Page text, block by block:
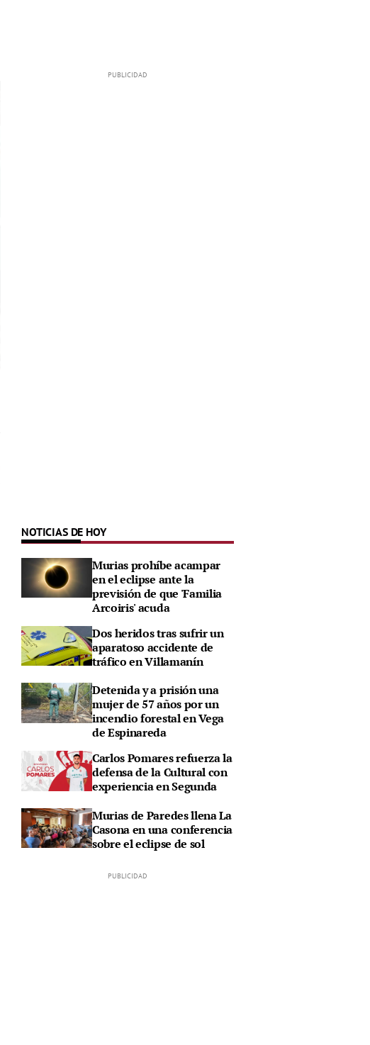
NOTICIAS DE HOY
Murias prohíbe acampar
en el eclipse ante la
previsión de que 'Familia
Arcoiris' acuda
Dos heridos tras sufrir un
aparatoso accidente de
tráfico en Villamanín
Detenida y a prisión una
mujer de 57 años por un
incendio forestal en Vega
de Espinareda
Carlos Pomares refuerza la
defensa de la Cultural con
experiencia en Segunda
Murias de Paredes llena La
Casona en una conferencia
sobre el eclipse de sol